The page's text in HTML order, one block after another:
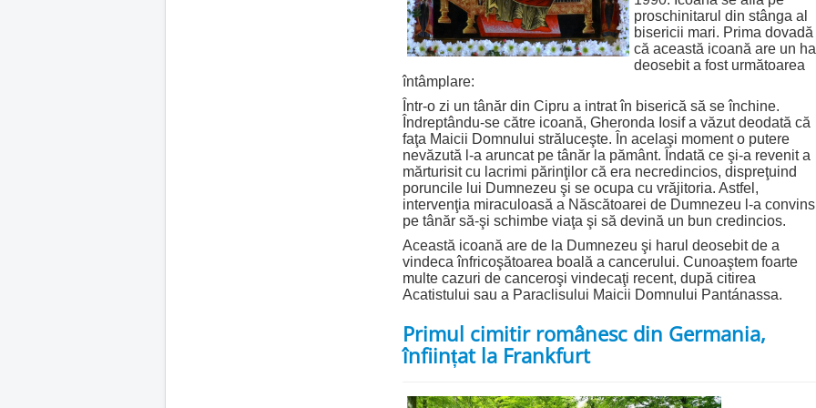
proschinitarul din stânga al
bisericii mari. Prima dovadă
că această icoană are un
deosebit a fost următoarea
întâmplare:
Într-o zi un tânăr din Cipru a intrat în biserică să se închine.
Îndreptându-se către icoană, Gheronda Iosif a văzut deodată că
faţa Maicii Domnului străluceşte. În acelaşi moment o putere
nevăzută l-a aruncat pe tânăr la pământ. Îndată ce şi-a revenit a
mărturisit cu lacrimi părinţilor că era necredincios, dispreţuind
poruncile lui Dumnezeu şi se ocupa cu vrăjitoria. Astfel,
intervenţia miraculoasă a Născătoarei de Dumnezeu l-a convins
pe tânăr să-şi schimbe viaţa şi să devină un bun credincios.
Această icoană are de la Dumnezeu şi harul deosebit de a
vindeca înfricoşătoarea boală a cancerului. Cunoaştem foarte
multe cazuri de canceroşi vindecaţi recent, după citirea
Acatistului sau a Paraclisului Maicii Domnului Pantánassa.
Primul cimitir românesc din Germania,
înființat la Frankfurt